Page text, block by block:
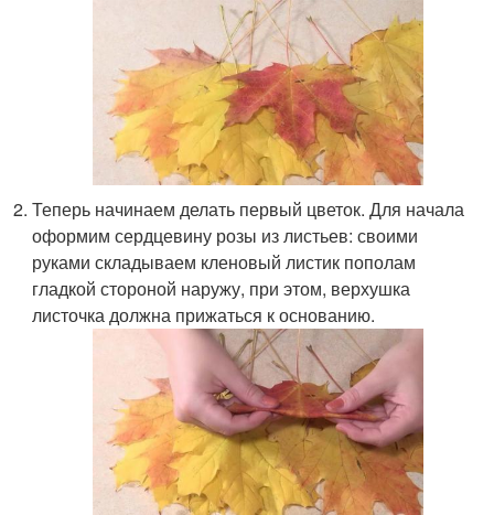
Теперь начинаем делать первый цветок. Для начала
оформим сердцевину розы из листьев: своими
руками складываем кленовый листик пополам
гладкой стороной наружу, при этом, верхушка
листочка должна прижаться к основанию.